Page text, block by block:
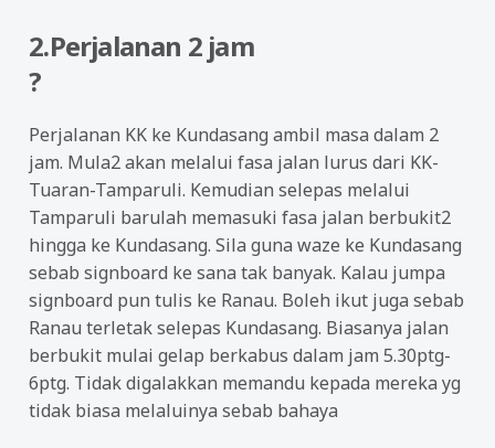
2.Perjalanan 2 jam
?
Perjalanan KK ke Kundasang ambil masa dalam 2
jam. Mula2 akan melalui fasa jalan lurus dari KK-
Tuaran-Tamparuli. Kemudian selepas melalui
Tamparuli barulah memasuki fasa jalan berbukit2
hingga ke Kundasang. Sila guna waze ke Kundasang
sebab signboard ke sana tak banyak. Kalau jumpa
signboard pun tulis ke Ranau. Boleh ikut juga sebab
Ranau terletak selepas Kundasang. Biasanya jalan
berbukit mulai gelap berkabus dalam jam 5.30ptg-
6ptg. Tidak digalakkan memandu kepada mereka yg
tidak biasa melaluinya sebab bahaya